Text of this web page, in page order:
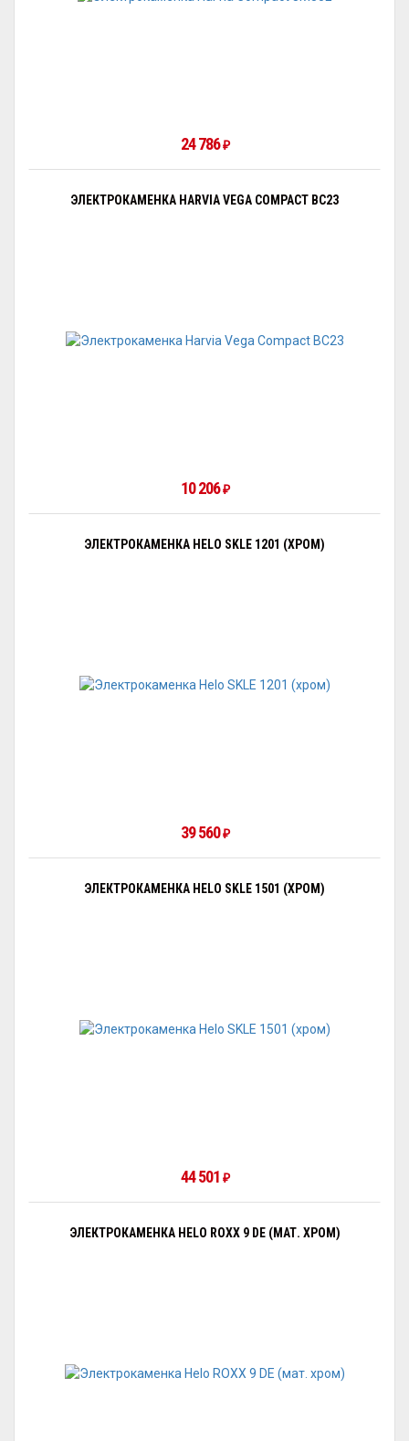
24 786 ₽
ЭЛЕКТРОКАМЕНКА HARVIA VEGA COMPACT BC23
10 206 ₽
ЭЛЕКТРОКАМЕНКА HELO SKLE 1201 (ХРОМ)
39 560 ₽
ЭЛЕКТРОКАМЕНКА HELO SKLE 1501 (ХРОМ)
44 501 ₽
ЭЛЕКТРОКАМЕНКА HELO ROXX 9 DE (МАТ. ХРОМ)